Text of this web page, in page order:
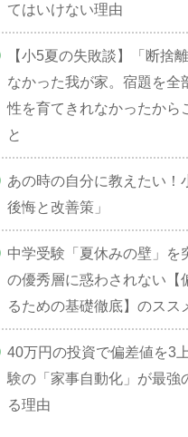
てはいけない理由
【小5夏の失敗談】「断捨
なかった我が家。宿題を全
性を育てきれなかったから
と
あの時の自分に教えたい！
後悔と改善策」
中学受験「夏休みの壁」を
の優秀層に惑わされない【
るための基礎徹底】のスス
40万円の投資で偏差値を3
験の「家事自動化」が最強
る理由